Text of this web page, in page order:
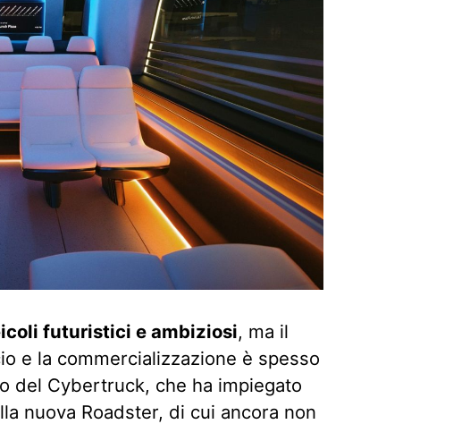
futuristici e ambiziosi, ma il
e la commercializzazione è spesso
del Cybertruck, che ha impiegato
nuova Roadster, di cui ancora non